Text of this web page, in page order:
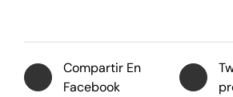
Compartir En
Facebook